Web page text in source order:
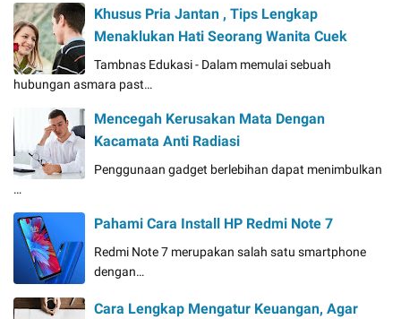
Khusus Pria Jantan , Tips Lengkap
Menaklukan Hati Seorang Wanita Cuek
Tambnas Edukasi - Dalam memulai sebuah
hubungan asmara past…
Mencegah Kerusakan Mata Dengan
Kacamata Anti Radiasi
Penggunaan gadget berlebihan dapat menimbulkan
…
Pahami Cara Install HP Redmi Note 7
Redmi Note 7 merupakan salah satu smartphone
dengan…
Cara Lengkap Mengatur Keuangan, Agar